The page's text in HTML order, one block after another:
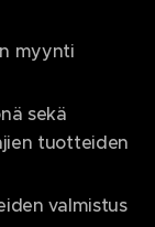
myynti
sekä
tuotteiden
valmistus